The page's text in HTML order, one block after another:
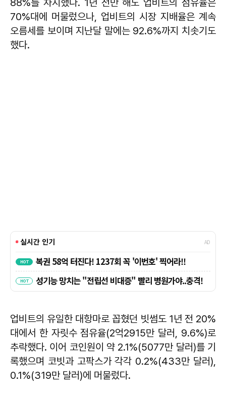
88%를 차지했다. 1년 전만 해도 업비트의 점유율은
70%대에 머물렀으나, 업비트의 시장 지배율은 계속
오름세를 보이며 지난달 말에는 92.6%까지 치솟기도
했다.
업비트의 유일한 대항마로 꼽혔던 빗썸도 1년 전 20%
대에서 한 자릿수 점유율(2억2915만 달러, 9.6%)로
추락했다. 이어 코인원이 약 2.1%(5077만 달러)를 기
록했으며 코빗과 고팍스가 각각 0.2%(433만 달러),
0.1%(319만 달러)에 머물렀다.